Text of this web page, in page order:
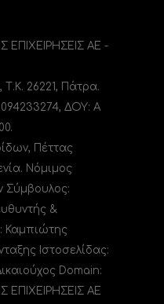
ΕΠΙΧΕΙΡΗΣΕΙΣ ΑΕ -
26221, Πάτρα.
ΔΟΥ: A
Πέττας
Νόμιμος
Σύμβουλος:
&
Καμπιώτης
Ιστοσελίδας:
Domain:
ΕΠΙΧΕΙΡΗΣΕΙΣ ΑΕ